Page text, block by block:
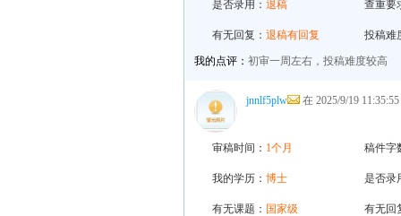
是否录用： 退稿 查重要
有无回复： 退稿有回复 投稿难
我的点评： 初审一周左右，投稿难度较高
jnnlf5plw 在 2025/9/19
审稿时间： 1个月 稿件字
我的学历： 博士 是否录
有无课题： 国家级 有无回